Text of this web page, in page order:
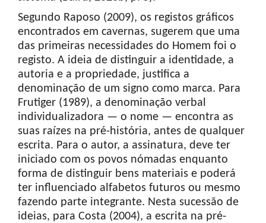
Segundo Raposo (2009), os registos gráficos
encontrados em cavernas, sugerem que uma
das primeiras necessidades do Homem foi o
registo. A ideia de distinguir a identidade, a
autoria e a propriedade, justifica a
denominação de um signo como marca. Para
Frutiger (1989), a denominação verbal
individualizadora — o nome — encontra as
suas raízes na pré-história, antes de qualquer
escrita. Para o autor, a assinatura, deve ter
iniciado com os povos nómadas enquanto
forma de distinguir bens materiais e poderá
ter influenciado alfabetos futuros ou mesmo
fazendo parte integrante. Nesta sucessão de
ideias, para Costa (2004), a escrita na pré-